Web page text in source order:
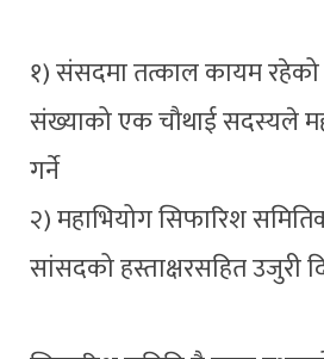
१) संसदमा तत्काल कायम
संख्याको एक चौथाई सदस्यले
गर्ने
२) महाभियोग सिफारिश
सांसदको हस्ताक्षरसहित उजुरी